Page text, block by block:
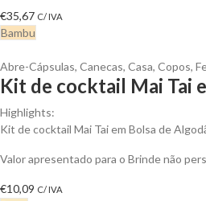
€35,67 C/ IVA
Bambu
Abre-Cápsulas, Canecas, Casa, Copos,
Kit de cocktail Mai Tai
Highlights:
Kit de cocktail Mai Tai em Bolsa de
Valor apresentado para o Brinde não
€10,09 C/ IVA